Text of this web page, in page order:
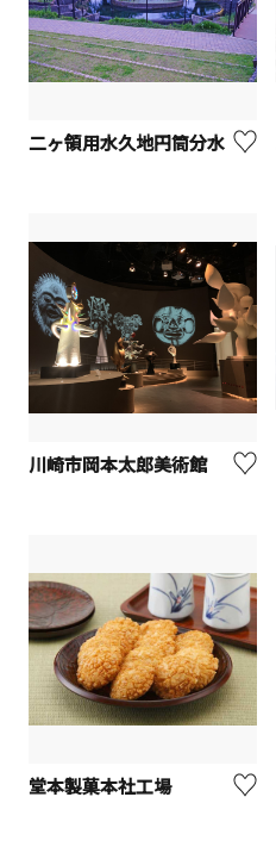
二ヶ領用水久地円筒分水
川崎市岡本太郎美術館
堂本製菓本社工場